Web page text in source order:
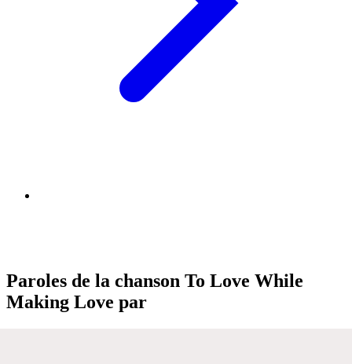
Paroles de la chanson To Love While
Making Love par